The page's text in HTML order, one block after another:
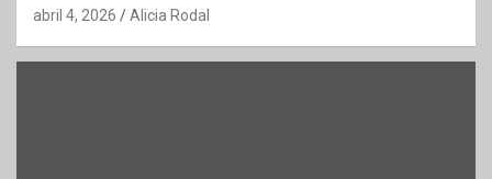
abril 4, 2026 Alicia Rodal